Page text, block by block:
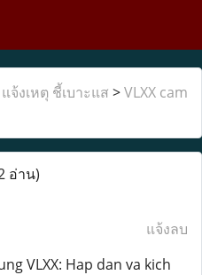
จ้งเหตุ ชี้เบาะแส >VLXX cam
อ่าน)
แจ้งลบ
VLXX: Hap dan va kich